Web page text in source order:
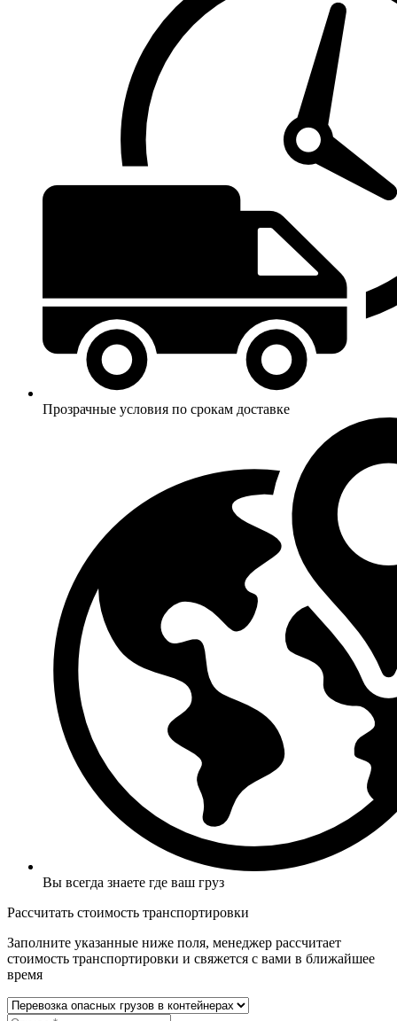
Прозрачные условия по срокам доставке
Вы всегда знаете где ваш груз
Рассчитать стоимость транспортировки
Заполните указанные ниже поля, менеджер рассчитает
стоимость транспортировки и свяжется с вами в ближайшее
время